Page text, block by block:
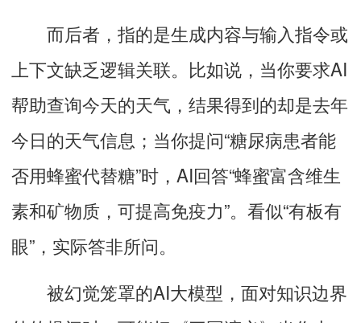
而后者，指的是生成内容与输入指令或
上下文缺乏逻辑关联。比如说，当你要求AI
帮助查询今天的天气，结果得到的却是去年
今日的天气信息；当你提问“糖尿病患者能
否用蜂蜜代替糖”时，AI回答“蜂蜜富含维生
素和矿物质，可提高免疫力”。看似“有板有
眼”，实际答非所问。
被幻觉笼罩的AI大模型，面对知识边界